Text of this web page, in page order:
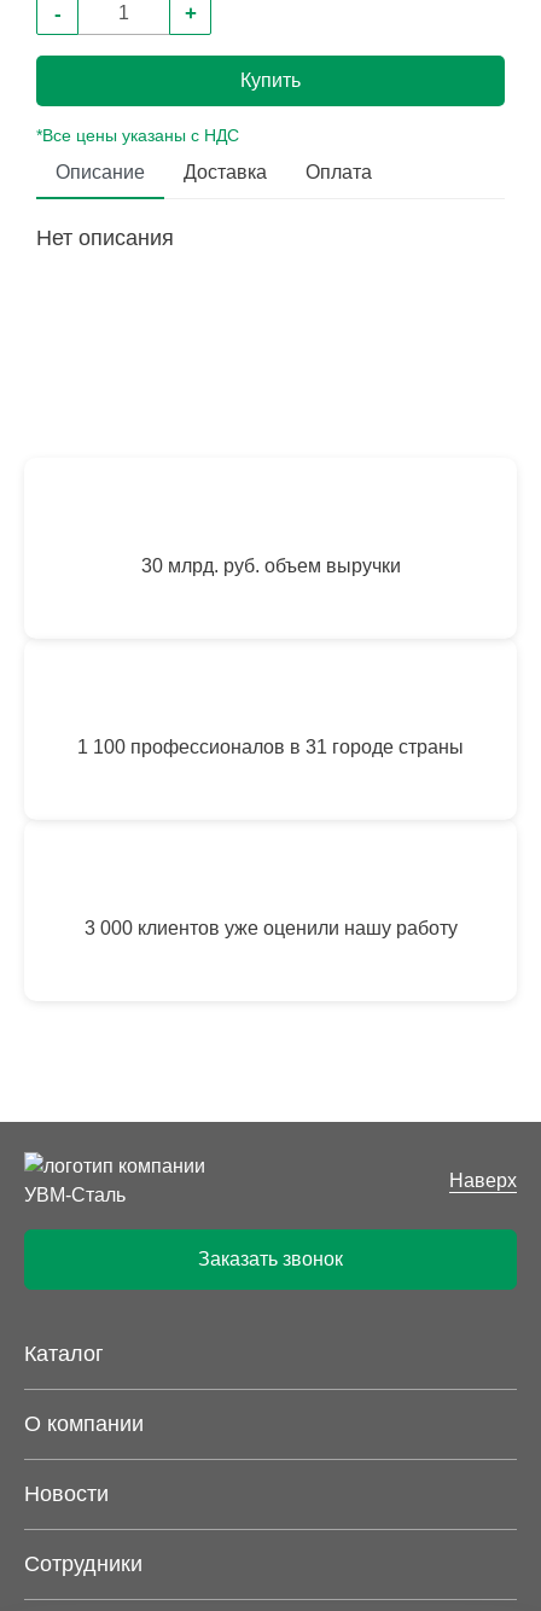
- +
Купить
*Все цены указаны с НДС
Описание Доставка Оплата
Нет описания
30 млрд. руб. объем выручки
1 100 профессионалов в 31 городе страны
3 000 клиентов уже оценили нашу работу
Наверх
Заказать звонок
Каталог
О компании
Новости
Сотрудники